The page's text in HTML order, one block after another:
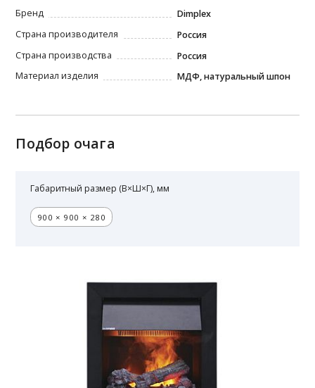
Бренд
Dimplex
Страна производителя
Россия
Страна производства
Россия
Материал изделия
МДФ, натуральный шпон
Подбор очага
Габаритный размер (В×Ш×Г), мм
900 × 900 × 280